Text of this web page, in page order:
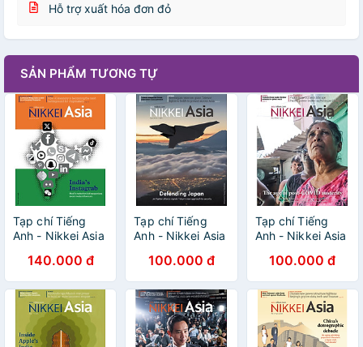
Hỗ trợ xuất hóa đơn đỏ
SẢN PHẨM TƯƠNG TỰ
Tạp chí Tiếng
Anh - Nikkei Asia
INDIA'S
INSTAGRAB
140.000 đ
Tạp chí Tiếng
Anh - Nikkei Asia
DEFENDING
JAPAN
100.000 đ
Tạp chí Tiếng
Anh - Nikkei Asia
AGE OF POST-
COVID
AUSTERITY
100.000 đ